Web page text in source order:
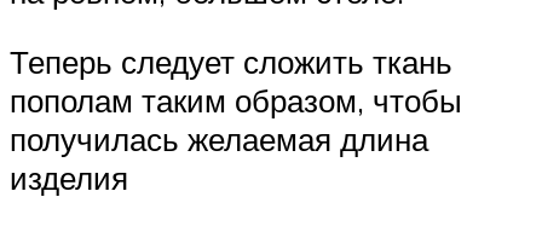
Теперь следует сложить ткань
пополам таким образом, чтобы
получилась желаемая длина
изделия